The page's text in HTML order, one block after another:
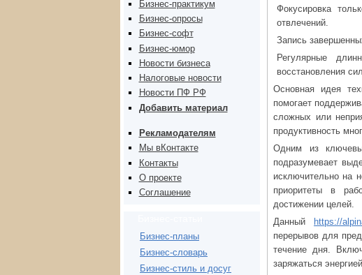
Бизнес-практикум
Бизнес-опросы
Бизнес-софт
Бизнес-юмор
Новости бизнеса
Налоговые новости
Новости ПФ РФ
Добавить материал
Рекламодателям
Мы вКонтакте
Контакты
О проекте
Соглашение
Бизнес-планы
Бизнес-словарь
Бизнес-стиль и досуг
Фокусировка
отвлечений.
Запись
Регулярные
восстановления
Основная идея
помогает
сложных или
продуктивность
Одним из
подразумевает
исключительно на
приоритеты в
достижении целей.
Данный
https://
перерывов для
течение дня.
заряжаться